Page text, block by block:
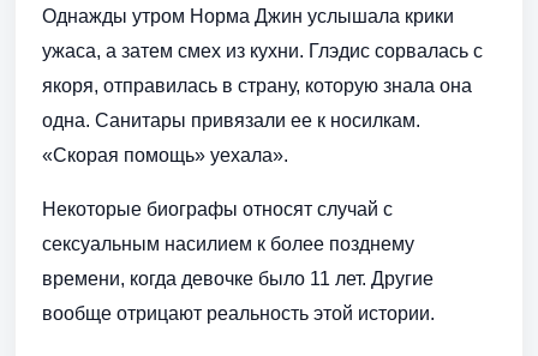
Однажды утром Норма Джин услышала крики
ужаса, а затем смех из кухни. Глэдис сорвалась с
якоря, отправилась в страну, которую знала она
одна. Санитары привязали ее к носилкам.
«Скорая помощь» уехала».
Некоторые биографы относят случай с
сексуальным насилием к более позднему
времени, когда девочке было 11 лет. Другие
вообще отрицают реальность этой истории.